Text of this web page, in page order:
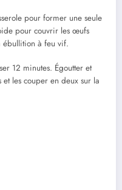
pour former une seule
pour couvrir les œufs
ébullition à feu vif.
12 minutes. Égoutter et
les couper en deux sur la